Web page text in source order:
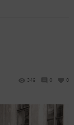
349 0 0